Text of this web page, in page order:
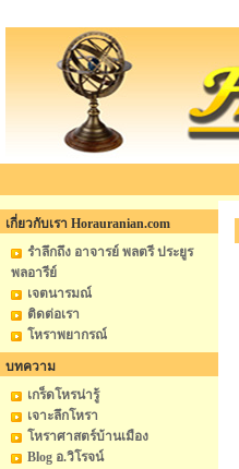
เกี่ยวกับเรา Horauranian.com
รำลึกถึง อาจารย์ พลตรี ประยูร
พลอารีย์
เจตนารมณ์
ติดต่อเรา
โหราพยากรณ์
บทความ
เกร็ดโหรน่ารู้
เจาะลึกโหรา
โหราศาสตร์บ้านเมือง
Blog อ.วิโรจน์